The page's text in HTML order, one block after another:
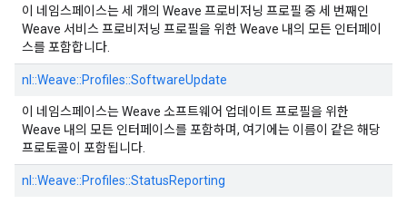
이 네임스페이스는 세 개의 Weave 프로비저닝 프로필 중 세 번째인
Weave 서비스 프로비저닝 프로필을 위한 Weave 내의 모든 인터페이
스를 포함합니다.
nl::Weave::Profiles::SoftwareUpdate
이 네임스페이스는 Weave 소프트웨어 업데이트 프로필을 위한
Weave 내의 모든 인터페이스를 포함하며, 여기에는 이름이 같은 해당
프로토콜이 포함됩니다.
nl::Weave::Profiles::StatusReporting